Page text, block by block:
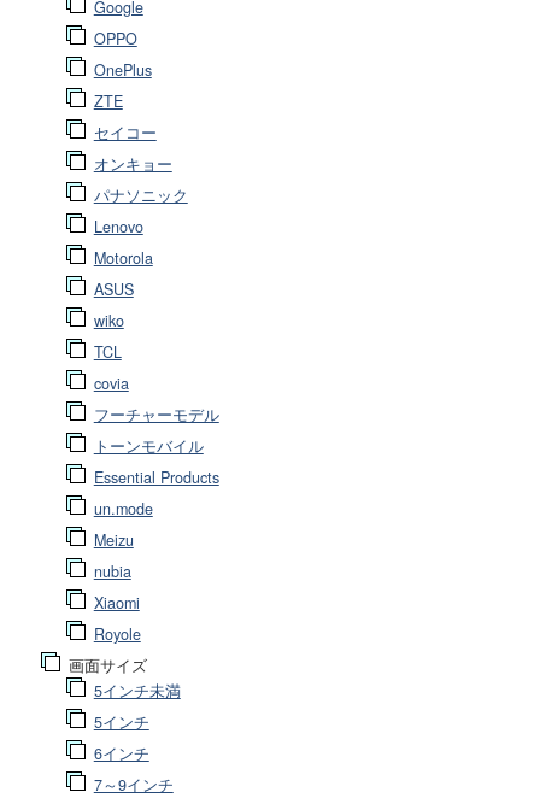
Google
OPPO
OnePlus
ZTE
セイコー
オンキョー
パナソニック
Lenovo
Motorola
ASUS
wiko
TCL
covia
フーチャーモデル
トーンモバイル
Essential Products
un.mode
Meizu
nubia
Xiaomi
Royole
画面サイズ
5インチ未満
5インチ
6インチ
7～9インチ